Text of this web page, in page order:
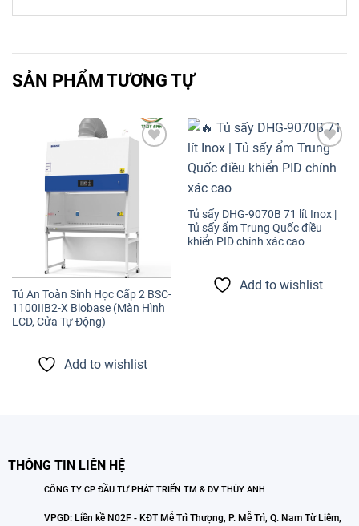
SẢN PHẨM TƯƠNG TỰ
Tủ An Toàn Sinh Học Cấp 2 BSC-
1100IIB2-X Biobase (Màn Hình
LCD, Cửa Tự Động)
Add to wishlist
Add to
wishlist
Tủ sấy DHG-9070B 71 lít Inox |
Tủ sấy ẩm Trung Quốc điều
khiển PID chính xác cao
Add to wishlist
THÔNG TIN LIÊN HỆ
CÔNG TY CP ĐẦU TƯ PHÁT TRIỂN TM & DV THÙY ANH
VPGD: Liền kề N02F - KĐT Mễ Trì Thượng, P. Mễ Trì, Q. Nam Từ Liêm,